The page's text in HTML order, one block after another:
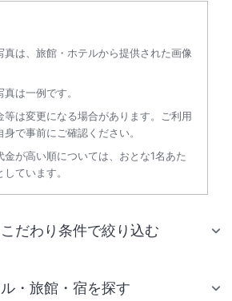
真は、旅館・ホテルから提供された画像
は一例です。
等は変更になる場合があります。ご利用
で事前にご確認ください。
金が高い順については、おとな1名あた
ています。
だわり条件で絞り込む
・旅館・宿を探す